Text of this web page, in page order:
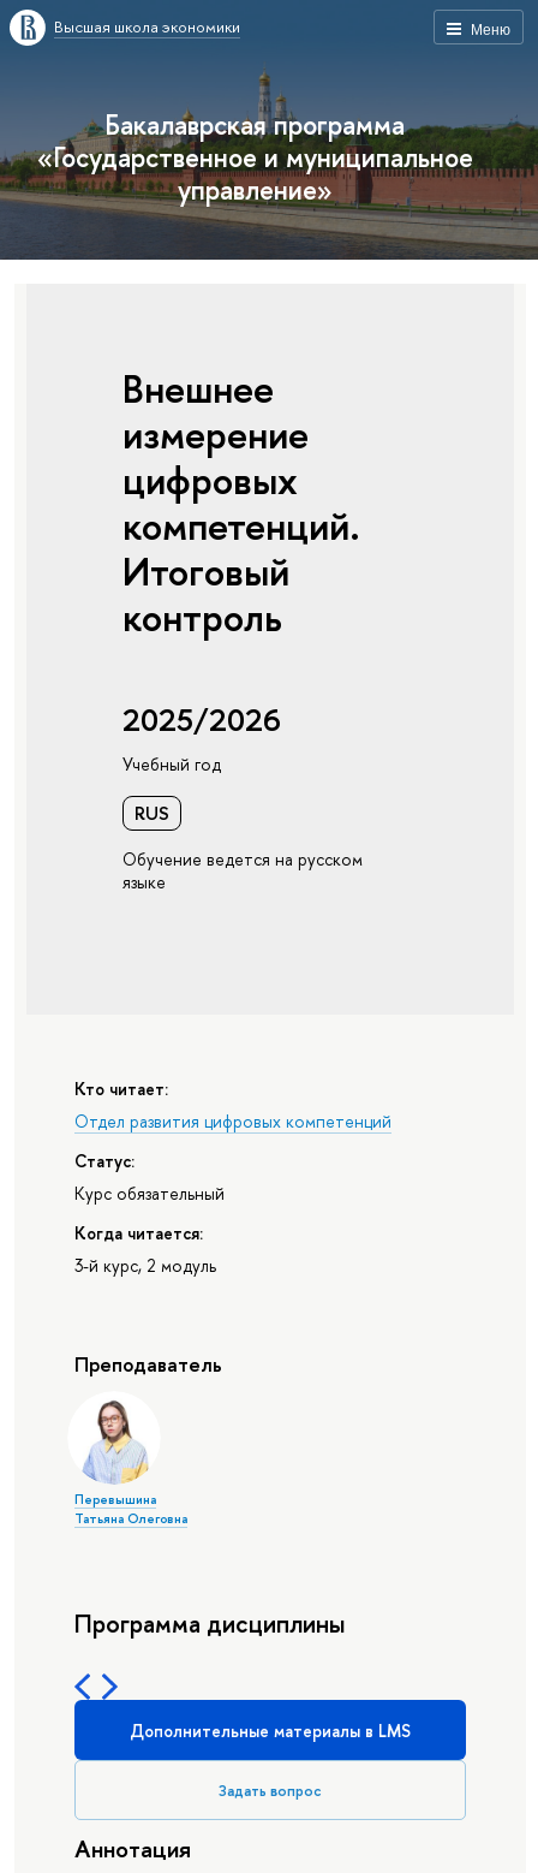
Меню
Высшая школа экономики
Бакалаврская программа
«Государственное и муниципальное
управление»
Внешнее
измерение
цифровых
компетенций.
Итоговый
контроль
2025/2026
Учебный год
RUS
Обучение ведется на русском
языке
Кто читает:
Отдел развития цифровых компетенций
Статус:
Курс обязательный
Когда читается:
3-й курс, 2 модуль
Преподаватель
Перевышина
Татьяна Олеговна
Программа дисциплины
Дополнительные материалы в LMS
Задать вопрос
Аннотация